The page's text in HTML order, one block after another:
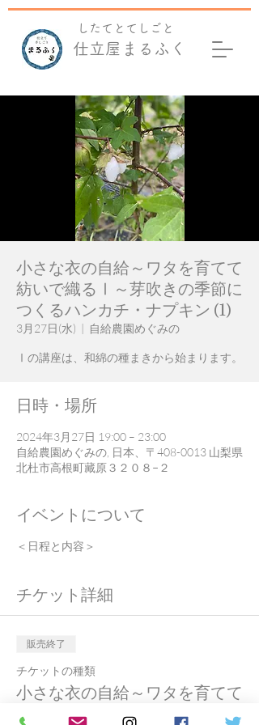
仕立屋まるふく
​したてとてしごと
小さな衣の自給～ワタを育てて
紡いで織るⅠ～芽吹きの季節に
つくるハンカチ・ナプキン (1)
3月27日(水)
  |
自給農園めぐみの
Ⅰの講座は、和綿の種まきから始まります。
日時・場所
2024年3月27日 19:00 – 23:00
自給農園めぐみの, 日本、〒408-0013 山梨県
北杜市高根町藏原３２０８−２
イベントについて
＜日程と内容＞
チケット詳細
販売終了
チケットの種類
小さな衣の自給～ワタを育てて
紡いで織るⅠ～